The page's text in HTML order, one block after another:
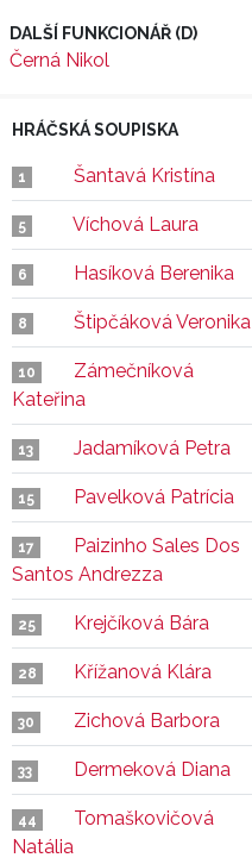
DALŠÍ FUNKCIONÁŘ (D)
Černá Nikol
HRÁČSKÁ SOUPISKA
1 Šantavá Kristína
5 Víchová Laura
6 Hasíková Berenika
8 Štipčáková Veronika
10
Zámečníková
Kateřina
13 Jadamíková Petra
15 Pavelková Patrícia
17
Paizinho Sales Dos
Santos Andrezza
25 Krejčíková Bára
28 Křížanová Klára
30 Zichová Barbora
33 Dermeková Diana
44
Tomaškovičová
Natália